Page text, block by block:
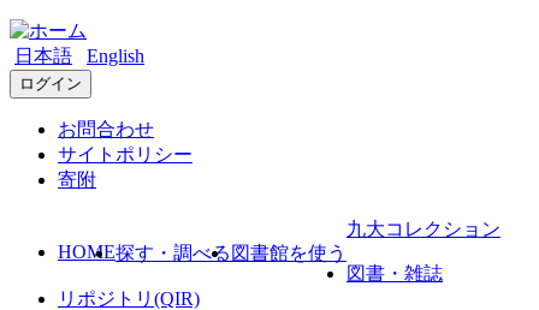
日本語 English
ログイン
お問合わせ
サイトポリシー
寄附
HOME探す・調べる 図書館を使う
九大コレクション
図書・雑誌
リポジトリ(QIR)